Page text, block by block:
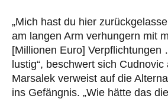
„Mich hast du hier
am langen Arm verhungern mit
[Millionen Euro]
lustig“, beschwert sich Cudnovic
Marsalek verweist auf die
ins Gefängnis. „Wie hätte das